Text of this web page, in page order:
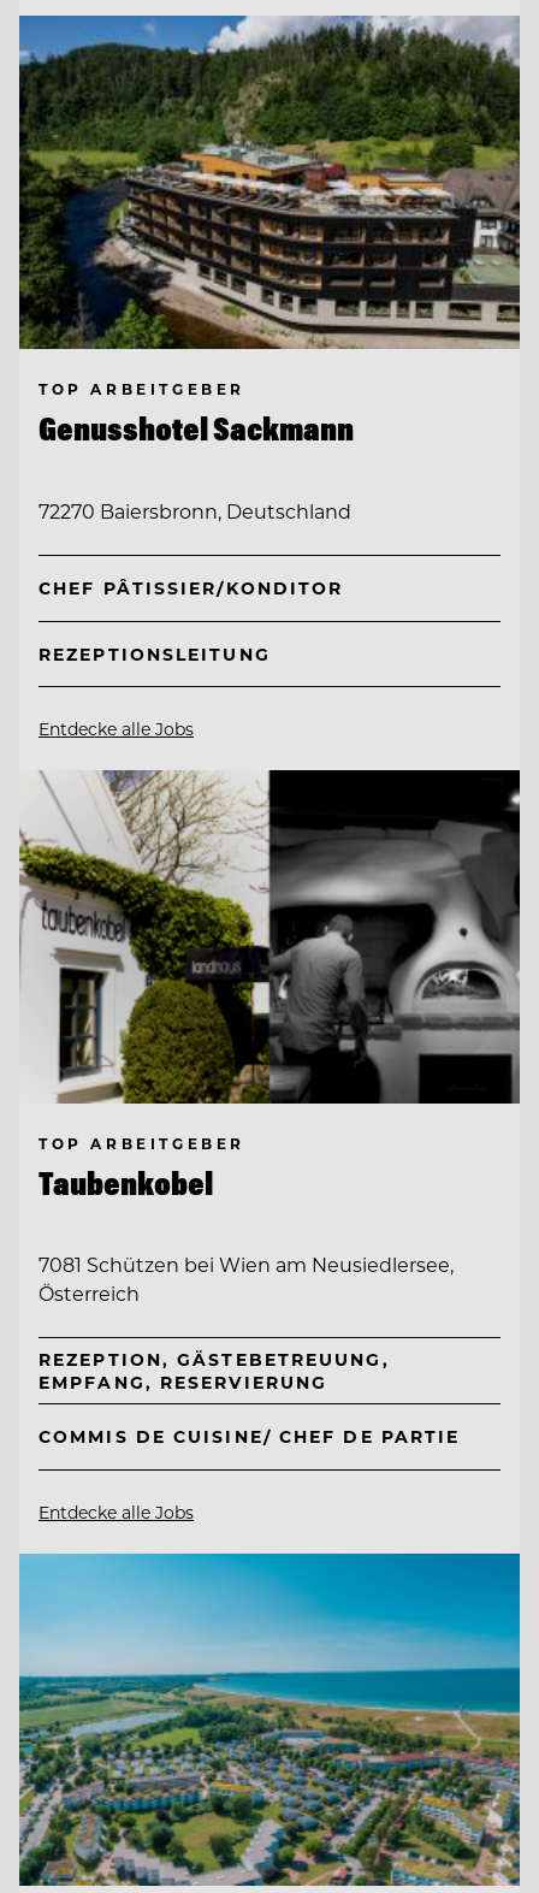
TOP ARBEITGEBER
Genusshotel Sackmann
72270 Baiersbronn, Deutschland
CHEF PÂTISSIER/KONDITOR
REZEPTIONSLEITUNG
Entdecke alle Jobs
TOP ARBEITGEBER
Taubenkobel
7081 Schützen bei Wien am Neusiedlersee,
Österreich
REZEPTION, GÄSTEBETREUUNG,
EMPFANG, RESERVIERUNG
COMMIS DE CUISINE/ CHEF DE PARTIE
Entdecke alle Jobs